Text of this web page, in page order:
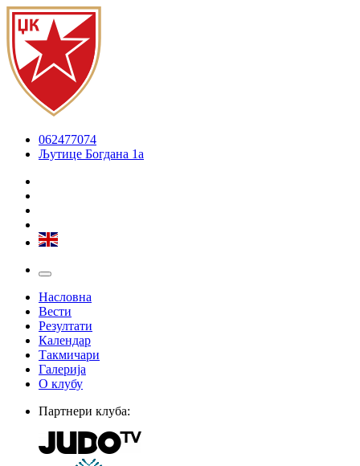
062477074
Љутице Богдана 1а
Насловна
Вести
Резултати
Календар
Такмичари
Галерија
О клубу
Партнери клуба: